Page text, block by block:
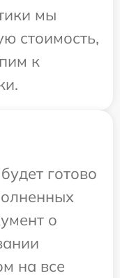
мы
стоимость,
к
готово
о
на все